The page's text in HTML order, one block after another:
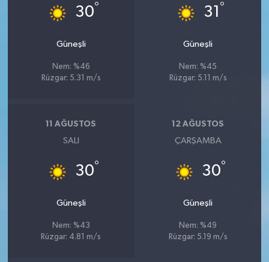
30°
Güneşli
Nem: %46
Rüzgar: 5.31 m/s
31 °
Güneşli
Nem: %45
Rüzgar: 5.11 m/s
11 AĞUSTOS
SALI
30°
Güneşli
Nem: %43
Rüzgar: 4.81 m/s
12 AĞUSTOS
ÇARŞAMBA
30°
Güneşli
Nem: %49
Rüzgar: 5.19 m/s